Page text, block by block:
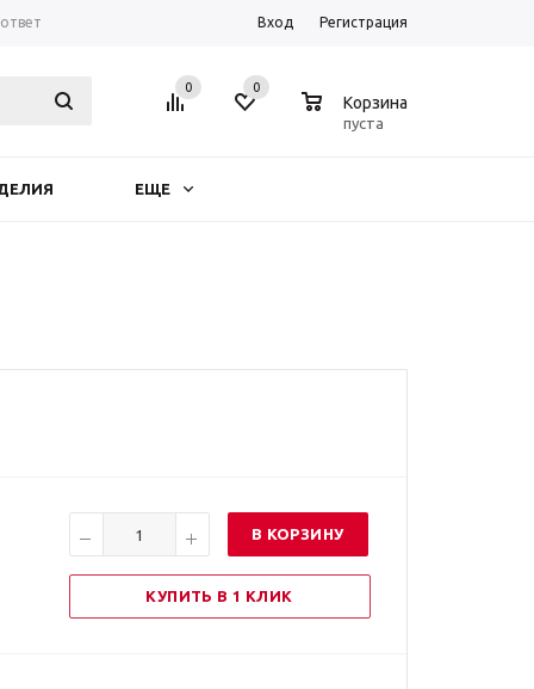
Вход Регистрация
0 0
Корзина
пуста
ЕЩЕ
В КОРЗИНУ
КУПИТЬ В 1 КЛИК